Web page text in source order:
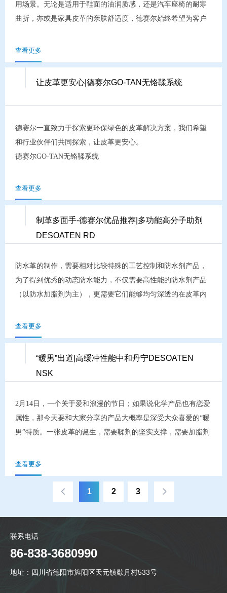
用场景。无论是适用于鞋面的油润质感，还是汽车座椅的耐寒
曲折，亦或是家具皮革的亲肤舒适度，德赛尔始终希望为客户
查看更多
让皮革更安心|德赛尔GO-TAN无铬鞣系统
德赛尔一直致力于探索更环保绿色的皮革解决方案，我们希望
和行业伙伴们共同探索，让皮革更安心。
德赛尔GO-TAN无铬鞣系统
系统应运而生：
查看更多
制革多面手-德赛尔优品推荐|多功能高分子助剂
DESOATEN RD
防水革的制作，需要相对比较特殊的工艺控制和防水剂产品，
为了得到优秀的动态防水能力，不仅需要高性能的防水剂产品
（以防水加脂剂为主），更需要它们能够均匀深透的在皮革内
所以能提高鞣剂尤其是防水剂的渗透与分散的助剂就非常必
要，但是常规的分散丹宁和表面活性产品对于防水革又是大
查看更多
“暖男”出道|高缓冲性能中和丹宁DESOATEN
NSK
2月14日，一个关于爱和浪漫的节日；如果说化学产品也有恋爱
属性，那今天要和大家分享的产品大概率是深受大众喜爱的“暖
男”特质。一张皮革的诞生，需要鞣剂的坚实支撑，需要加脂剂
能性产品的助力，从而获得期望的风格与性能。而要保证产品
能够在制革过程中达到最佳助力效果的前提之一，则是蓝湿皮
在合适的pH值和合适的渗透可能性下应用。中和工序就是为所
有这些产品能够均匀深入的渗透到皮革里面做好准备的重要步
骤。制革工序中不同的工序需要不同的重点，对于中和来说，
柔和的缓冲性，深入、均匀的渗透和对蓝湿皮强阳电荷的蒙囿
缓冲性能中和丹宁  DESOATEN NSK优秀的缓冲性能和渗透性
能通过改变蓝湿皮等电点，促进化料深入渗透...
查看更多
1 2 3
联系电话
86-838-3680990
地址：四川省德阳市旌阳区天元镇歇月村533号